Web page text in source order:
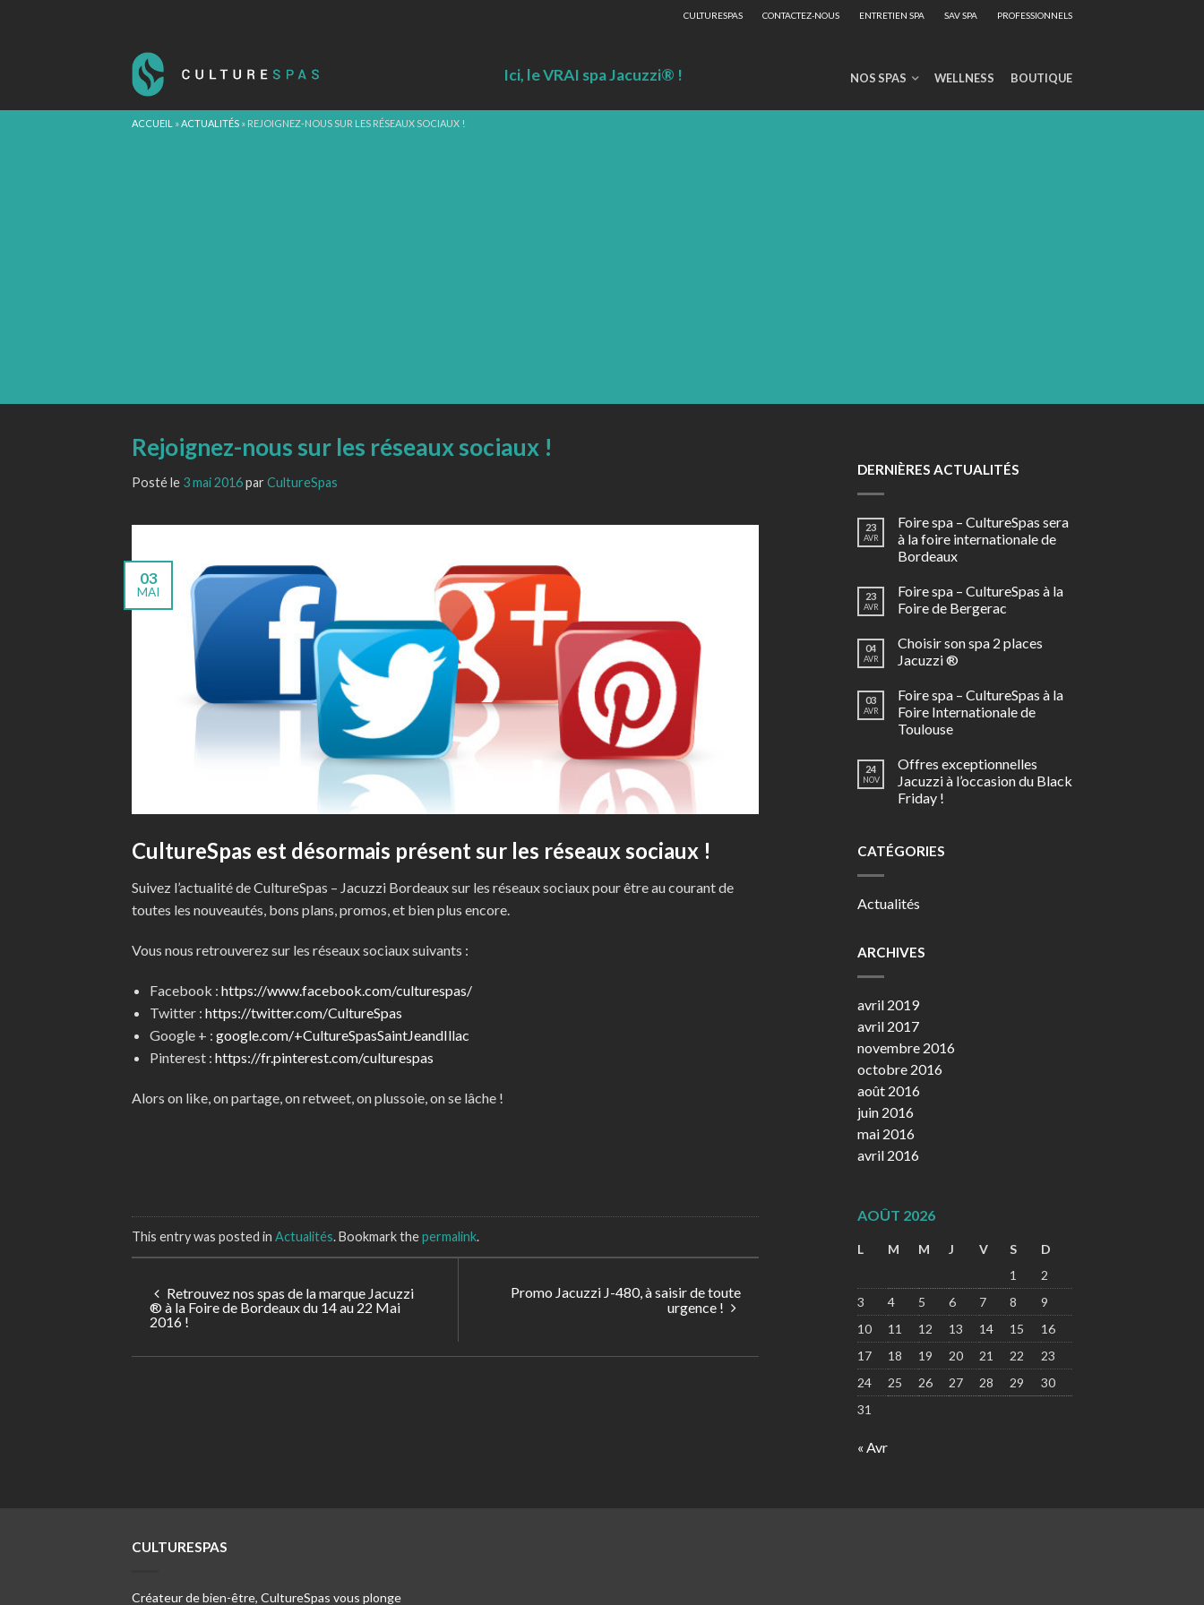
CULTURESPAS CONTACTEZ-NOUS ENTRETIEN SPA SAV SPA PROFESSIONNELS
NOS SPAS WELLNESS BOUTIQUE
Ici, le VRAI spa Jacuzzi® !
ACCUEIL »ACTUALITÉS » REJOIGNEZ-NOUS SUR LES RÉSEAUX SOCIAUX !
Rejoignez-nous sur les réseaux sociaux !
Posté le 3 mai 2016par CultureSpas
03
MAI
CultureSpas est désormais présent sur les réseaux sociaux !
Suivez l’actualité de CultureSpas – Jacuzzi Bordeaux sur les réseaux sociaux pour être au courant de
toutes les nouveautés, bons plans, promos, et bien plus encore.
Vous nous retrouverez sur les réseaux sociaux suivants :
Facebook : https://www.facebook.com/culturespas/
Twitter : https://twitter.com/CultureSpas
Google + : google.com/+CultureSpasSaintJeandIllac
Pinterest : https://fr.pinterest.com/culturespas
Alors on like, on partage, on retweet, on plussoie, on se lâche !
This entry was posted in Actualités. Bookmark thepermalink.
Retrouvez nos spas de la marque Jacuzzi
® à la Foire de Bordeaux du 14 au 22 Mai
2016 !
Promo Jacuzzi J-480, à saisir de toute
urgence !
DERNIÈRES ACTUALITÉS
23
AVR
Foire spa – CultureSpas sera
à la foire internationale de
Bordeaux
23
AVR
Foire spa – CultureSpas à la
Foire de Bergerac
04
AVR
Choisir son spa 2 places
Jacuzzi ®
03
AVR
Foire spa – CultureSpas à la
Foire Internationale de
Toulouse
24
NOV
Offres exceptionnelles
Jacuzzi à l’occasion du Black
Friday !
CATÉGORIES
Actualités
ARCHIVES
avril 2019
avril 2017
novembre 2016
octobre 2016
août 2016
juin 2016
mai 2016
avril 2016
AOÛT 2026
L M M J V S
D
1
2
3
4 5 6 7 8
9
10
11 12 13 14 15
16
17
18 19 20 21 22
23
24
25 26 27 28 29
30
31
« Avr
CULTURESPAS
Créateur de bien-être, CultureSpas vous plonge